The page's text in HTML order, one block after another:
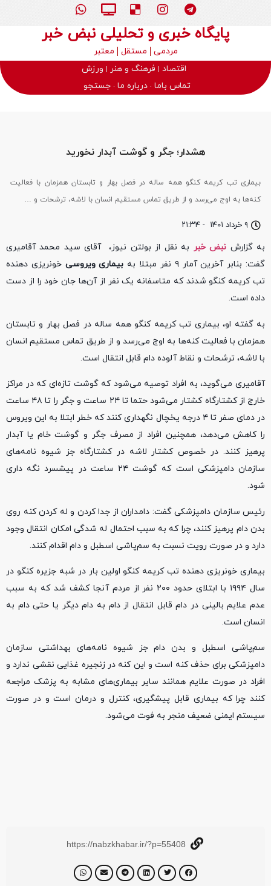
پایگاه خبری و تحلیلی نبض خبر
مردمی مستقل
معتبر
اقتصاد
فرهنگ و هنر
ورزش
تماس باما درباره ما جستجو
۹ خرداد ۱۴۰۱ - ۲۱:۳۴
هشدار؛ جگر و گوشت آبدار نخورید
بیماری تب کریمه کنگو همه ساله در فصل بهار و تابستان همزمان با فعالیت
کنه‌ها به اوج می‌رسد و از طریق تماس مستقیم انسان با لاشه، ترشحات و …
به گزارش نبض خبر به نقل از بولتن نیوز، آقای سید محمد آقامیری
گفت: بنابر آخرین آمار ۹ نفر مبتلا به
بیماری ویروسی خونریزی دهنده
تب کریمه کنگو شدند که متاسفانه یک نفر از آن‌ها جان خود را از دست
داده است.
به گفته او، بیماری تب کریمه کنگو همه ساله در فصل بهار و تابستان
همزمان با فعالیت کنه‌ها به اوج می‌رسد و از طریق تماس مستقیم انسان
با لاشه، ترشحات و نقاط آلوده دام قابل انتقال است.
آقامیری می‌گوید، به افراد توصیه می‌شود که گوشت تازه‌ای که در مراکز
خارج از کشتارگاه کشتار می‌شود حتما تا ۲۴ ساعت و جگر را تا ۴۸ ساعت
در دمای صفر تا ۴ درجه یخچال نگهداری کنند که خطر ابتلا به این ویروس
را کاهش می‌دهد، همچنین افراد از مصرف جگر و گوشت خام یا آبدار
پرهیز کنند. در خصوص کشتار لاشه در کشتارگاه جز شیوه نامه‌های
سازمان دامپزشکی است که گوشت ۲۴ ساعت در پیشسرد نگه داری
شود.
رئیس سازمان دامپزشکی گفت: دامداران از جدا کردن و له کردن کنه روی
بدن دام پرهیز کنند، چرا که به سبب احتمال له شدگی امکان انتقال وجود
دارد و در صورت رویت نسبت به سم‌پاشی اسطبل و دام اقدام کنند.
بیماری خونریزی دهنده تب کریمه کنگو اولین بار در شبه جزیره کنگو در
سال ۱۹۹۴ با ابتلای حدود ۲۰۰ نفر از مردم آنجا کشف شد که به سبب
عدم علایم بالینی در دام قابل انتقال از دام به دام دیگر یا حتی دام به
انسان است.
سم‌پاشی اسطبل و بدن دام جز شیوه نامه‌های بهداشتی سازمان
دامپزشکی برای حذف کنه است و این کنه در زنجیره غذایی نقشی ندارد و
افراد در صورت علایم همانند سایر بیماری‌های مشابه به پزشک مراجعه
کنند چرا که بیماری قابل پیشگیری، کنترل و درمان است و در صورت
سیستم ایمنی ضعیف منجر به فوت می‌شود.
https://nabzkhabar.ir/?p=55408